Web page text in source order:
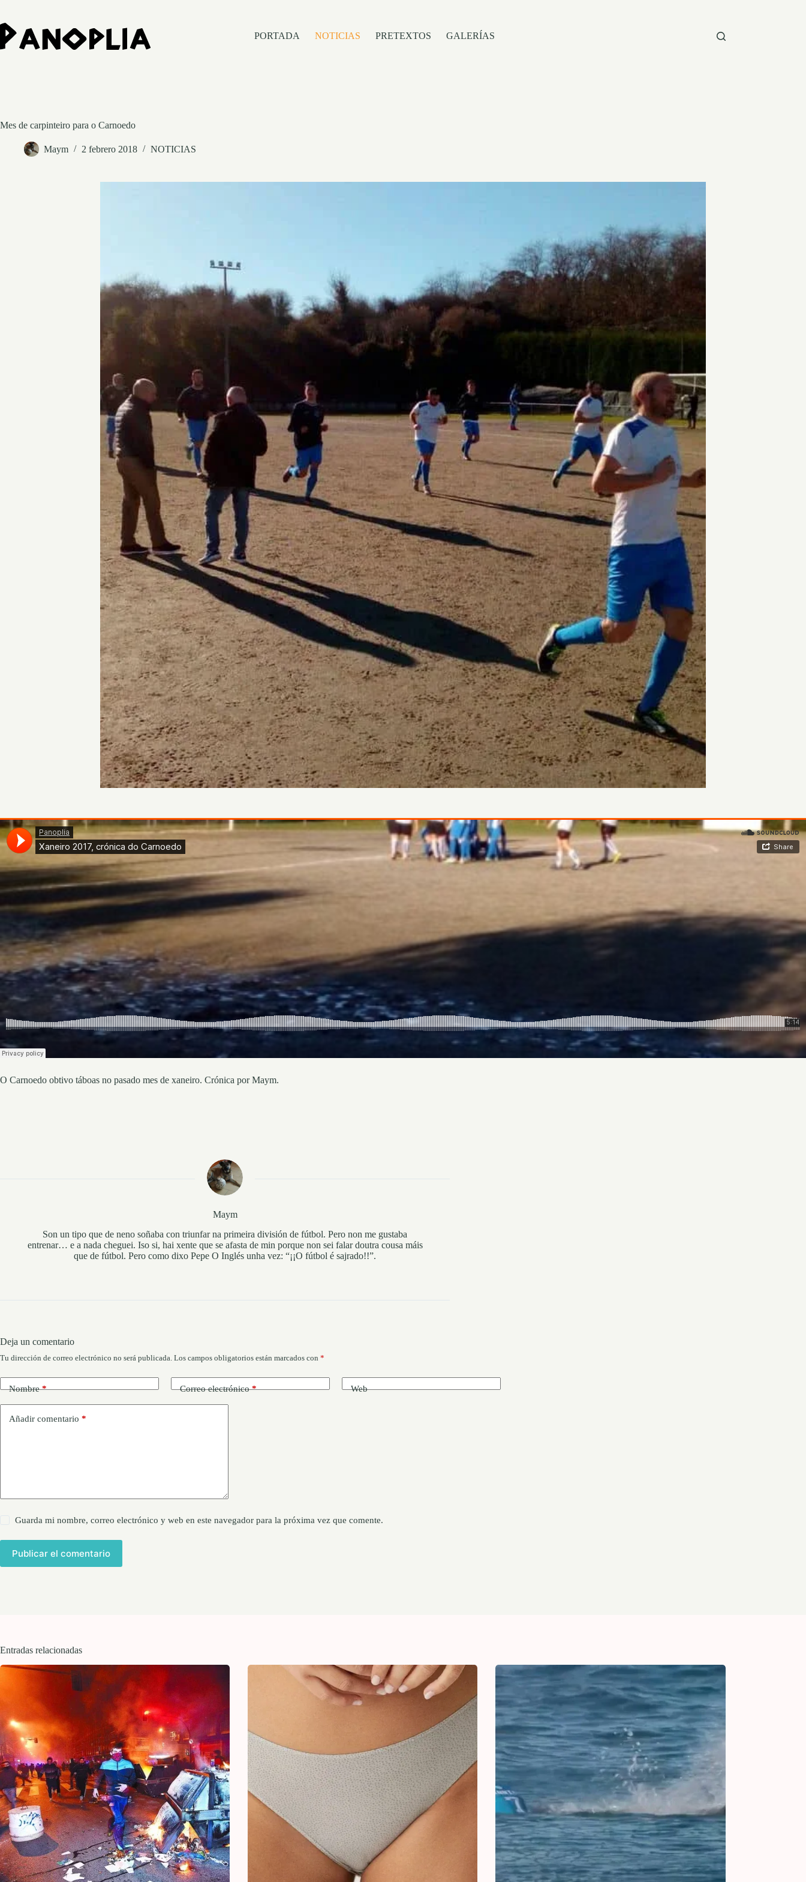
contenido
PORTADA
NOTICIAS PRETEXTOS GALERÍAS
Mes de carpinteiro para o Carnoedo
Maym 2 febrero 2018 NOTICIAS
O Carnoedo obtivo táboas no pasado mes de xaneiro. Crónica por Maym.
Maym
Son un tipo que de neno soñaba con triunfar na primeira división de fútbol. Pero non me gustaba
entrenar… e a nada cheguei. Iso si, hai xente que se afasta de min porque non sei falar doutra cousa máis
que de fútbol. Pero como dixo Pepe O Inglés unha vez: “¡¡O fútbol é sajrado!!”.
Deja un comentario
Tu dirección de correo electrónico no será publicada. Los campos obligatorios están marcados con *
Nombre* Correo electrónico* Web
Añadir comentario *
Guarda mi nombre, correo electrónico y web en este navegador para la próxima vez que comente.
Publicar el comentario
Entradas relacionadas